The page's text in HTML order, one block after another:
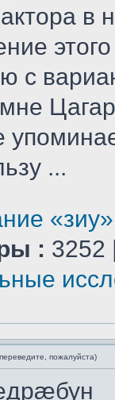
в
с
...
:
пожалуйста)